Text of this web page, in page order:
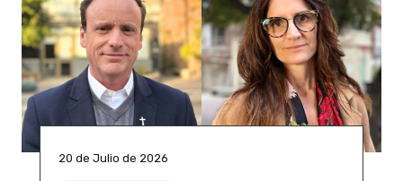
20 de Julio de 2026